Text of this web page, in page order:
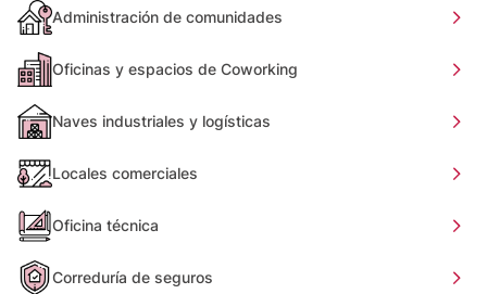
Administración de comunidades
Oficinas y espacios de Coworking
Naves industriales y logísticas
Locales comerciales
Oficina técnica
Correduría de seguros